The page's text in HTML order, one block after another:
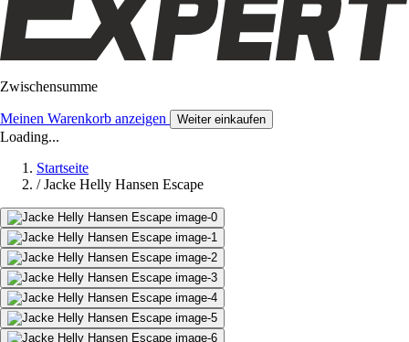
Zwischensumme
Meinen Warenkorb anzeigen Weiter einkaufen
Loading...
Startseite
/ Jacke Helly Hansen Escape